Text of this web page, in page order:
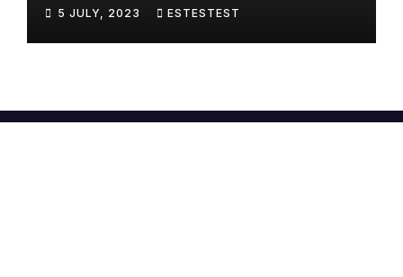
5 JULY, 2023 ESTESTEST